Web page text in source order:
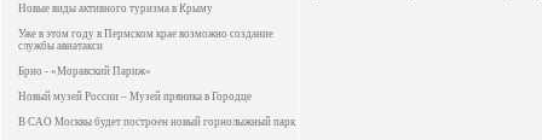
Новые виды активного туризма в Крыму
Уже в этом году в Пермском крае возможно создание
службы авиатакси
Брно - «Моравский Париж»
Новый музей России – Музей пряника в Городце
В САО Москвы будет построен новый горнолыжный парк